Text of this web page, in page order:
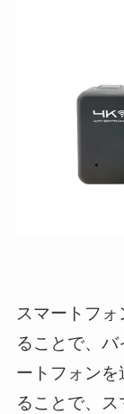
スマートフ
ることで、
ートフォン
ることで、